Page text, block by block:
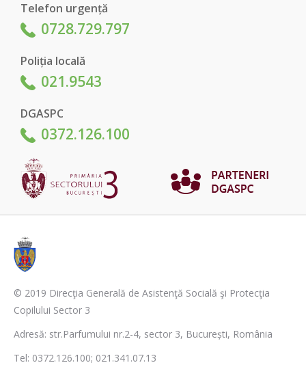
Telefon urgență
0728.729.797
Poliția locală
021.9543
DGASPC
0372.126.100
© 2019 Direcţia Generală de Asistenţă Socială şi Protecţia
Copilului Sector 3
Adresă: str.Parfumului nr.2-4, sector 3, București, România
Tel: 0372.126.100; 021.341.07.13